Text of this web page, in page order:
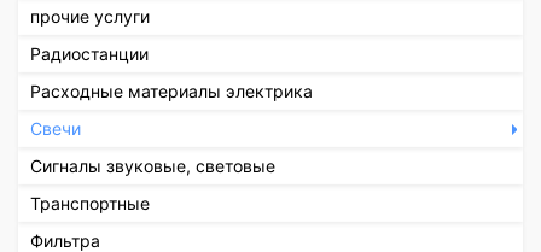
прочие услуги
Радиостанции
Расходные материалы электрика
Свечи
Сигналы звуковые, световые
Транспортные
Фильтра